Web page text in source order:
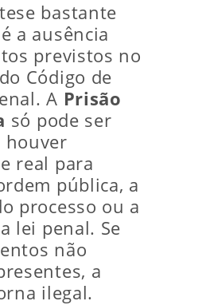
bastante
a ausência
previstos no
Código de
A Prisão
só pode ser
houver
real para
pública, a
processo ou a
lei penal. Se
não
a
ilegal.